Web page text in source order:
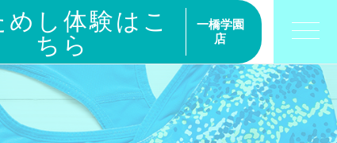
めし体験はこ
ちら
一橋学園
店